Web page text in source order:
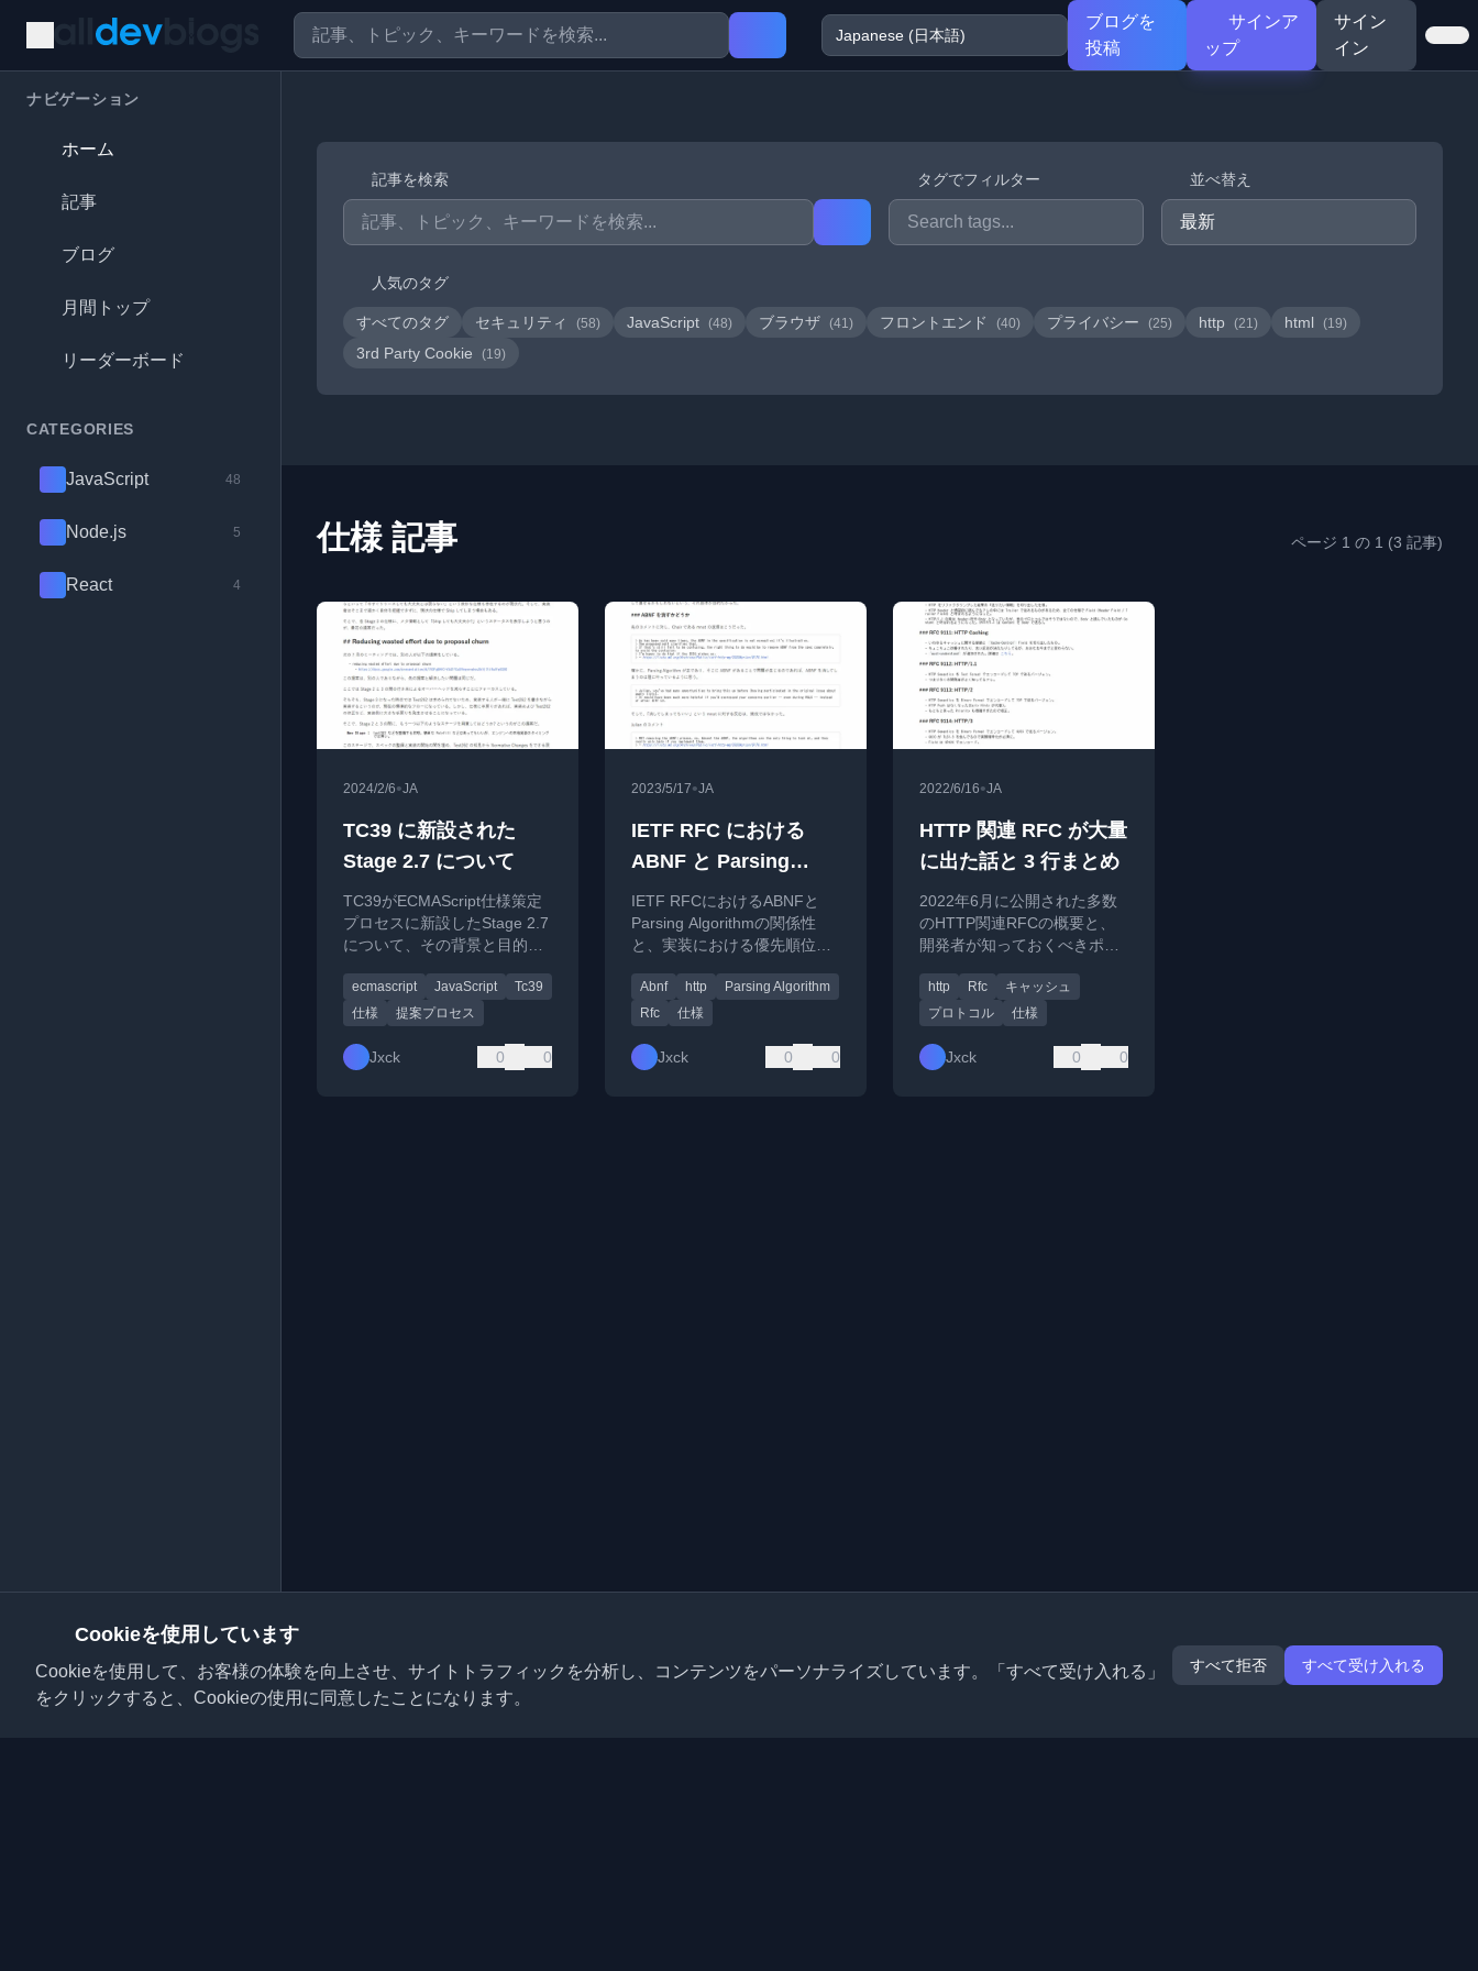
ブログを
投稿
サインア
ップ
サイン
イン
ナビゲーション
ホーム
記事
ブログ
月間トップ
リーダーボード
CATEGORIES
JavaScript 48
Node.js 5
React 4
記事を検索 タグでフィルター 並べ替え
人気のタグ
すべてのタグ セキュリティ (58) JavaScript (48) ブラウザ (41) フロントエンド (40) プライバシー (25) http (21) html (19)
3rd Party Cookie (19)
仕様 記事 ページ 1 の 1 (3 記事)
2024/2/6•JA
TC39 に新設された
Stage 2.7 について
TC39がECMAScript仕様策定
プロセスに新設したStage 2.7
について、その背景と目的を
ecmascript JavaScript
Tc39
仕様
提案プロセス
Jxck 0 0
2023/5/17•JA
IETF RFC における
ABNF と Parsing
Algorithm の関係
IETF RFCにおけるABNFと
Parsing Algorithmの関係性
と、実装における優先順位に
ィールド値を例に解説。
Abnf http
Parsing Algorithm
Rfc
仕様
Jxck 0 0
2022/6/16•JA
HTTP 関連 RFC が大量
に出た話と 3 行まとめ
2022年6月に公開された多数
のHTTP関連RFCの概要と、
開発者が知っておくべきポイ
http Rfc
キャッシュ
プロトコル
仕様
Jxck 0 0
Cookieを使用しています
Cookieを使用して、お客様の体験を向上させ、サイトトラフィックを分析し、コンテンツをパーソナライズしています。「すべて受け入れる」
をクリックすると、Cookieの使用に同意したことになります。
すべて拒否 すべて受け入れる